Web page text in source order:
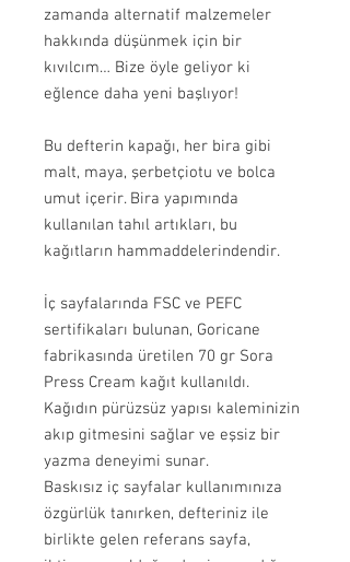
zamanda alternatif malzemeler
hakkında düşünmek için bir
kıvılcım… Bize öyle geliyor ki
eğlence daha yeni başlıyor!
Bu defterin kapağı, her bira gibi
malt, maya, şerbetçiotu ve bolca
umut içerir. Bira yapımında
kullanılan tahıl artıkları, bu
kağıtların hammaddelerindendir.
İç sayfalarında FSC ve PEFC
sertifikaları bulunan, Goricane
fabrikasında üretilen 70 gr Sora
Press Cream kağıt kullanıldı.
Kağıdın pürüzsüz yapısı kaleminizin
akıp gitmesini sağlar ve eşsiz bir
yazma deneyimi sunar.
Baskısız iç sayfalar kullanımınıza
özgürlük tanırken, defteriniz ile
birlikte gelen referans sayfa,